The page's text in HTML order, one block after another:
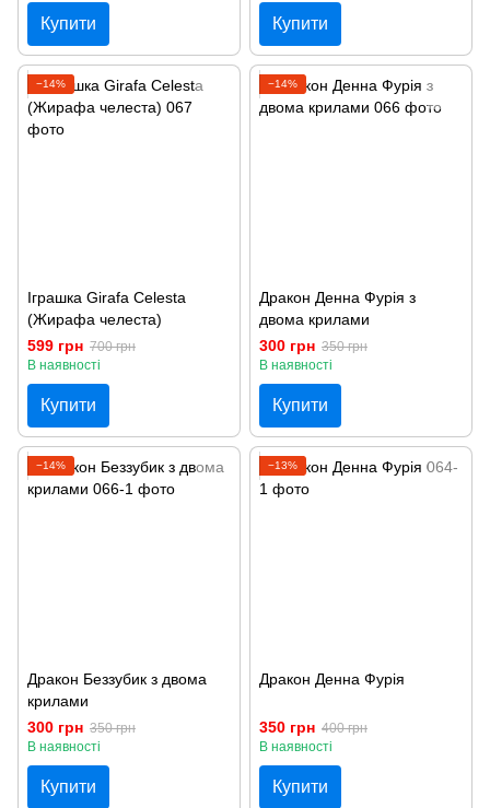
Купити Купити
−14%
Іграшка Girafa Celesta
(Жирафа челеста)
599 грн 700 грн
В наявності
Купити
−14%
Дракон Денна Фурія з
двома крилами
300 грн 350 грн
В наявності
Купити
−14%
Дракон Беззубик з двома
крилами
300 грн 350 грн
В наявності
Купити
−13%
Дракон Денна Фурія
350 грн 400 грн
В наявності
Купити